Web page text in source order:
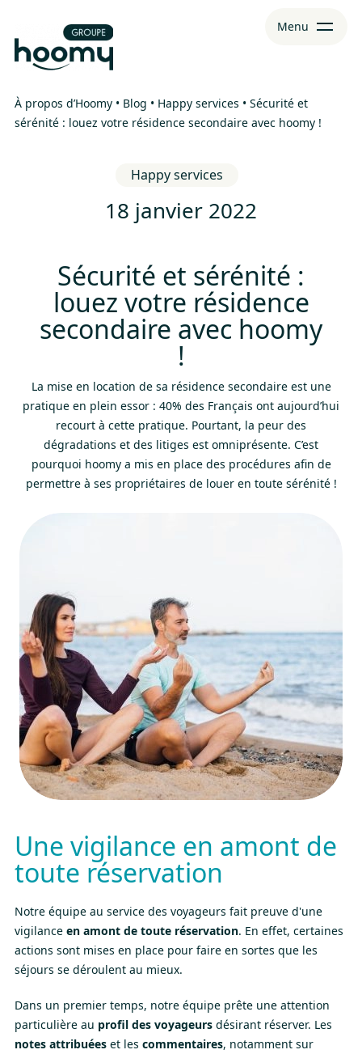
au
menu
contenu
Menu
À propos d’Hoomy • Blog • Happy services • Sécurité et
sérénité : louez votre résidence secondaire avec hoomy !
Happy services
18 janvier 2022
Sécurité et sérénité :
louez votre résidence
secondaire avec hoomy
!
La mise en location de sa résidence secondaire est une
pratique en plein essor : 40% des Français ont aujourd’hui
recourt à cette pratique. Pourtant, la peur des
dégradations et des litiges est omniprésente. C’est
pourquoi hoomy a mis en place des procédures afin de
permettre à ses propriétaires de louer en toute sérénité !
Une vigilance en amont de
toute réservation
Notre équipe au service des voyageurs fait preuve d'une
vigilance en amont de toute réservation. En effet, certaines
actions sont mises en place pour faire en sortes que les
séjours se déroulent au mieux.
Dans un premier temps, notre équipe prête une attention
particulière au profil des voyageurs désirant réserver. Les
notes attribuées et les commentaires, notamment sur